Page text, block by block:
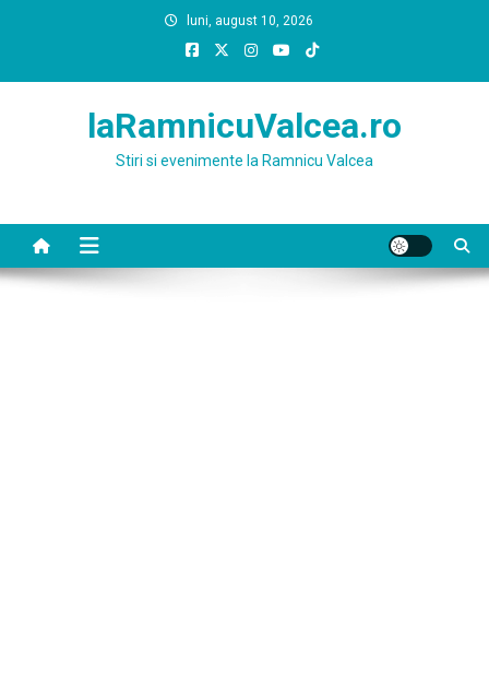
luni, august 10, 2026
laRamnicuValcea.ro
Stiri si evenimente la Ramnicu Valcea